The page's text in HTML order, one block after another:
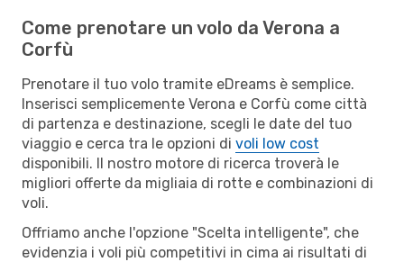
Come prenotare un volo da Verona a
Corfù
Prenotare il tuo volo tramite eDreams è semplice.
Inserisci semplicemente Verona e Corfù come città
di partenza e destinazione, scegli le date del tuo
viaggio e cerca tra le opzioni di voli low cost
disponibili. Il nostro motore di ricerca troverà le
migliori offerte da migliaia di rotte e combinazioni di
voli.
Offriamo anche l'opzione "Scelta intelligente", che
evidenzia i voli più competitivi in cima ai risultati di